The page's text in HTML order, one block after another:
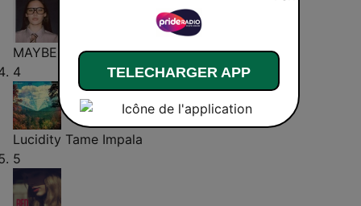
MAYBE.
SIENNA SPIRO
4
Lucidity Tame Impala
5
TELECHARGER APP